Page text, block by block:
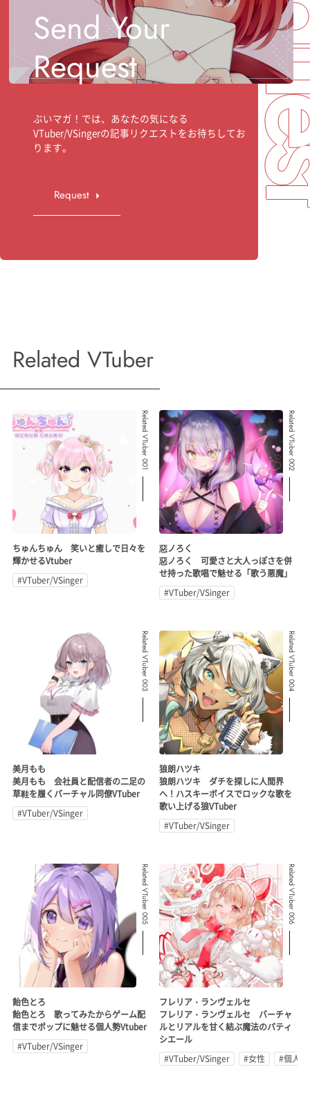
Send Your
Request
ぶいマガ！では、あなたの気になる
VTuber/VSingerの記事リクエストをお待ちしてお
ります。
Request
Related VTuber
Related VTuber 001
ちゅんちゅん 笑いと癒しで日々を
輝かせるVtuber
#VTuber/VSinger
Related VTuber 002
惡ノろく
惡ノろく 可愛さと大人っぽさを併
せ持った歌唱で魅せる「歌う悪魔」
#VTuber/VSinger
Related VTuber 003
美月もも
美月もも 会社員と配信者の二足の
草鞋を履くバーチャル同僚VTuber
#VTuber/VSinger
Related VTuber 004
狼朗ハツキ
狼朗ハツキ ダチを探しに人間界
へ！ハスキーボイスでロックな歌を
歌い上げる狼VTuber
#VTuber/VSinger
Related VTuber 005
飴色とろ
飴色とろ 歌ってみたからゲーム配
信までポップに魅せる個人勢Vtuber
#VTuber/VSinger
Related VTuber 006
フレリア・ランヴェルセ
フレリア・ランヴェルセ バーチャ
ルとリアルを甘く結ぶ魔法のパティ
シエール
#VTuber/VSinger
#女性 #個人勢